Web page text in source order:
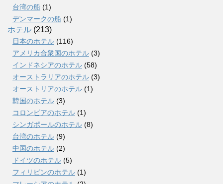
台湾の船 (1)
デンマークの船 (1)
ホテル (213)
日本のホテル (116)
アメリカ合衆国のホテル (3)
インドネシアのホテル (58)
オーストラリアのホテル (3)
オーストリアのホテル (1)
韓国のホテル (3)
コロンビアのホテル (1)
シンガポールのホテル (8)
台湾のホテル (9)
中国のホテル (2)
ドイツのホテル (5)
フィリピンのホテル (1)